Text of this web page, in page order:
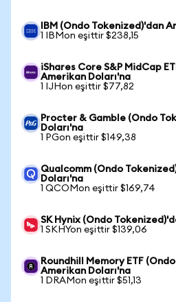
IBM (Ondo Tokenized)'dan
1 IBMon eşittir $238,15
iShares Core S&P MidCap
Amerikan Doları'na
1 IJHon eşittir $77,82
Procter & Gamble (Ondo
Doları'na
1 PGon eşittir $149,38
Qualcomm (Ondo
Doları'na
1 QCOMon eşittir $169,74
SK Hynix (Ondo
1 SKHYon eşittir $139,06
Roundhill Memory ETF
Amerikan Doları'na
1 DRAMon eşittir $51,13